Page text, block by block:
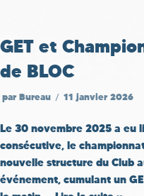
GET et
de BLOC
par Bureau 11 janvier 2026
Le 30 novembre 2025 a eu
consécutive, le
nouvelle structure du Club
événement, cumulant un